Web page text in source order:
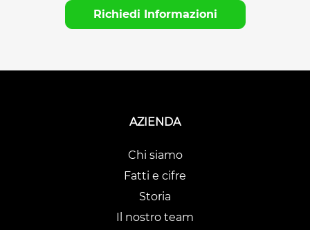
Richiedi Informazioni
AZIENDA
Chi siamo
Fatti e cifre
Storia
Il nostro team